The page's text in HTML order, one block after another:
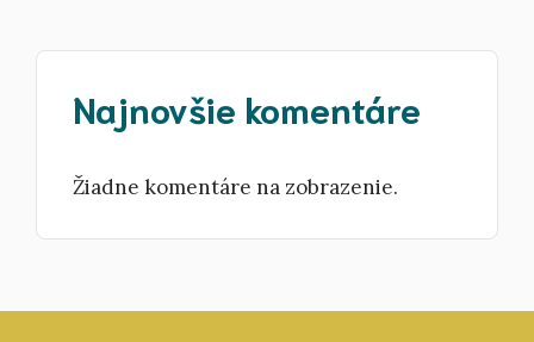
Najnovšie komentáre
Žiadne komentáre na zobrazenie.